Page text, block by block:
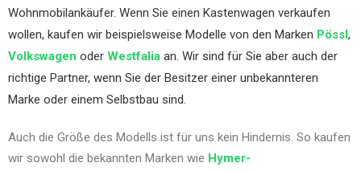
Wohnmobilankäufer. Wenn Sie einen Kastenwagen verkaufen
wollen, kaufen wir beispielsweise Modelle von den Marken Pössl,
Volkswagen oder Westfalia an. Wir sind für Sie aber auch der
richtige Partner, wenn Sie der Besitzer einer unbekannteren
Marke oder einem Selbstbau sind.
Auch die Größe des Modells ist für uns kein Hindernis. So kaufen
wir sowohl die bekannten Marken wie Hymer-